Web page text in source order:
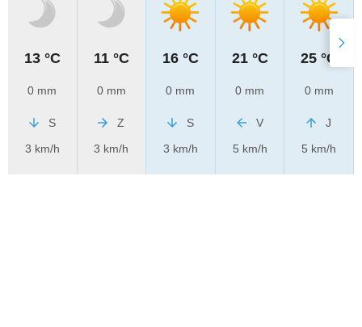
13 °C
0 mm
S
3 km/h
11 °C
0 mm
Z
3 km/h
16 °C
0 mm
S
3 km/h
21 °C
0 mm
V
5 km/h
25 °C
0 mm
J
5 km/h